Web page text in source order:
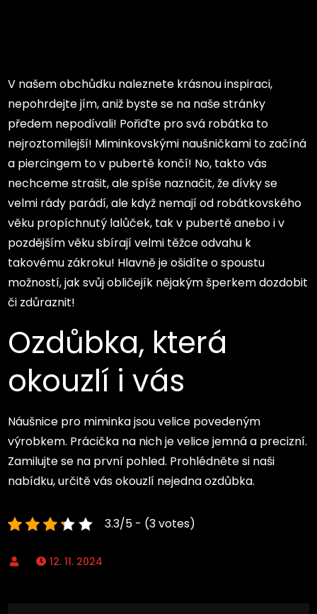
V našem obchůdku naleznete krásnou inspiraci,
nepohrdejte jím, aniž byste se na naše stránky
předem nepodívali! Pořiďte pro svá robátka to
nejroztomilejší! Miminkovskými naušničkami to začíná
a piercingem to v pubertě končí! No, takto vás
nechceme strašit, ale spíše naznačit, že dívky se
velmi rády parádí, ale když nemají od robátkovského
věku propíchnutý lalůček, tak v pubertě anebo i v
pozdějším věku sbírají velmi těžce odvahu k
takovému zákroku! Hlavně je ošidíte o spoustu
možností, jak svůj obličejík nějakým šperkem dozdobit
či zdůraznit!
Ozdůbka, která
okouzlí i vás
Náušnice pro miminkajsou velice povedeným
výrobkem. Prácička na nich je velice jemná a precizní.
Zamilujte se na první pohled. Prohlédněte si naši
nabídku, určitě vás okouzlí nejedna ozdůbka.
3.3/5 - (3 votes)
12. 11. 2024